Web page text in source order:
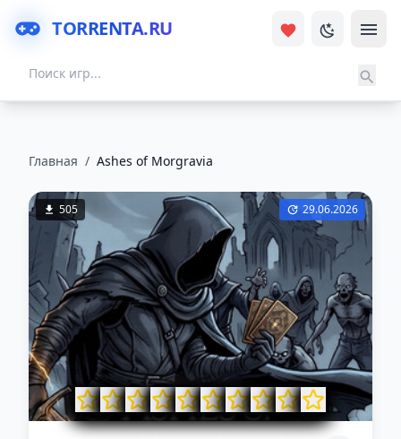
TORRENTA.RU
Главная / Ashes of Morgravia
505 29.06.2026